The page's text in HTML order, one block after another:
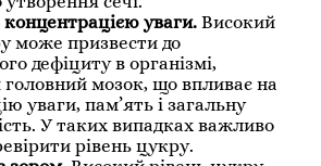
уваги. Високий
може призвести до
дефіциту в організмі,
мозок, що впливає на
уваги, пам’ять і загальну
У таких випадках важливо
рівень цукру.